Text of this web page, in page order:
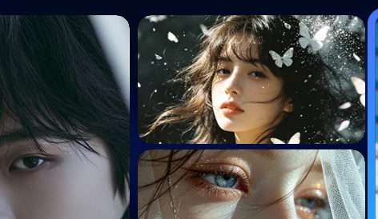
AI動画修
AI顔レ